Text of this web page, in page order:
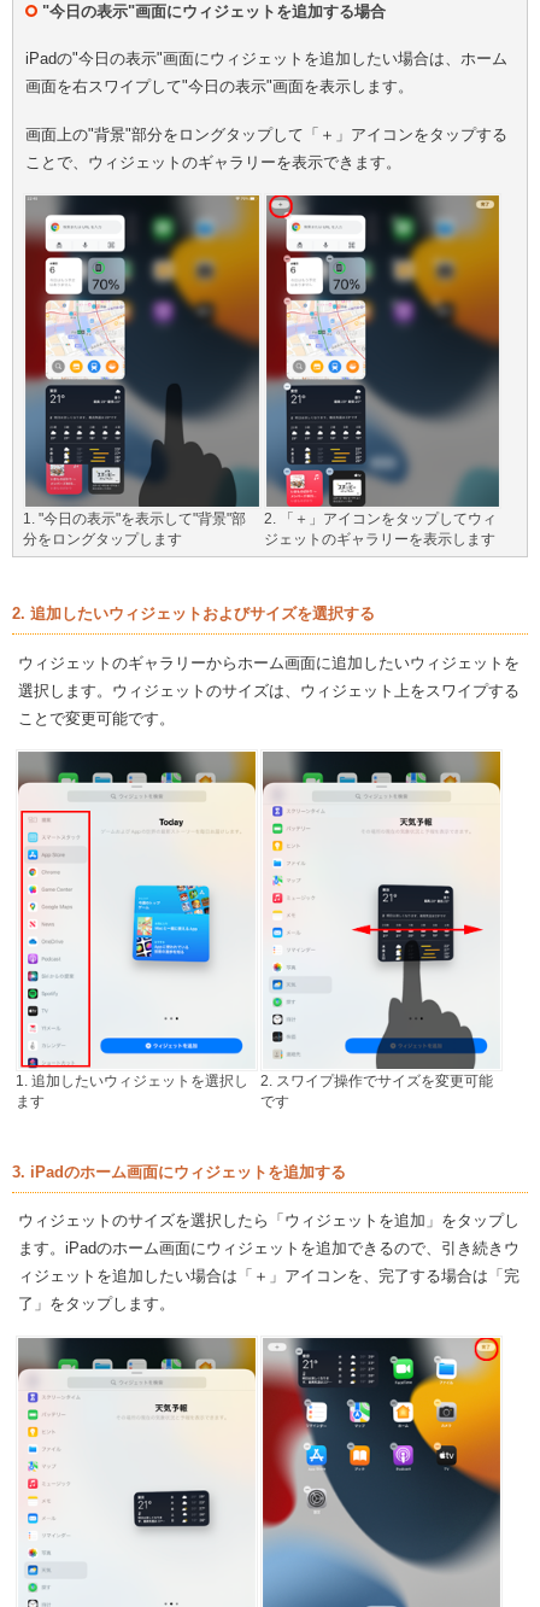
"今日の表示"画面にウィジェットを追加する場合
iPadの"今日の表示"画面にウィジェットを追加したい場合は、ホーム
画面を右スワイプして"今日の表示"画面を表示します。
画面上の"背景"部分をロングタップして「＋」アイコンをタップする
ことで、ウィジェットのギャラリーを表示できます。
1. "今日の表示"を表示して"背景"部
分をロングタップします
2. 「＋」アイコンをタップしてウィ
ジェットのギャラリーを表示します
2. 追加したいウィジェットおよびサイズを選択する
ウィジェットのギャラリーからホーム画面に追加したいウィジェットを
選択します。ウィジェットのサイズは、ウィジェット上をスワイプする
ことで変更可能です。
1. 追加したいウィジェットを選択し
ます
2. スワイプ操作でサイズを変更可能
です
3. iPadのホーム画面にウィジェットを追加する
ウィジェットのサイズを選択したら「ウィジェットを追加」をタップし
ます。iPadのホーム画面にウィジェットを追加できるので、引き続きウ
ィジェットを追加したい場合は「＋」アイコンを、完了する場合は「完
了」をタップします。